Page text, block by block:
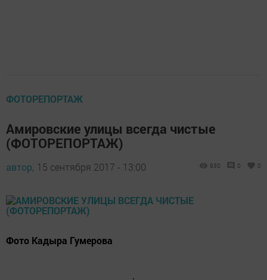
ФОТОРЕПОРТАЖ
Амировские улицы всегда чистые
(ФОТОРЕПОРТАЖ)
автор, 15 сентября 2017 - 13:00 930 0 0
Фото Кадыра Гумерова